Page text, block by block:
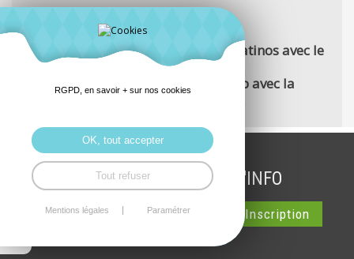
Les prochains rendez-vous :
le vendredi 28 mars :
danses latinos avec le
collectif Armor kizomba
le vendredi 25 avril :
Lindy Hop avec la
compagnie des pieds mobiles
INSCRIPTION LETTRE D'INFO
RGPD, en savoir + sur nos cookies
OK, tout accepter
Tout refuser
Mentions légales Paramétrer